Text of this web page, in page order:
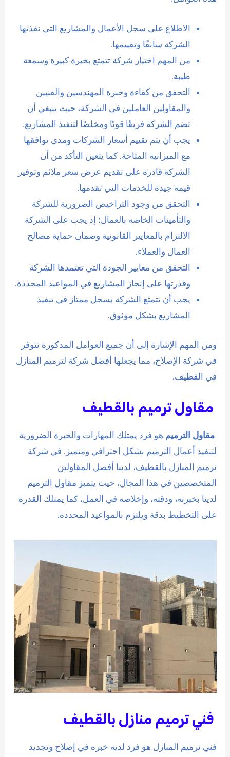
الاطلاع على سجل الأعمال والمشاريع التي نفذتها
الشركة سابقًا وتقييمها.
من المهم اختيار شركة تتمتع بخبرة كبيرة وسمعة
طيبة.
التحقق من كفاءة وخبرة المهندسين والفنيين
والمقاولين العاملين في الشركة، حيث ينبغي أن
تضم الشركة فريقًا قويًا ومخلصًا لتنفيذ المشاريع.
يجب أن يتم تقييم أسعار الشركات ومدى توافقها
مع الميزانية المتاحة. كما يتعين التأكد من أن
الشركة قادرة على تقديم عرض سعر ملائم وتوفير
قيمة جيدة للخدمات التي تقدمها.
التحقق من وجود التراخيص الضرورية للشركة
والتأمينات الخاصة بالعمال؛ إذ يجب على الشركة
الالتزام بالمعايير القانونية وضمان حماية مصالح
العمال والعملاء.
التحقق من معايير الجودة التي تعتمدها الشركة
وقدرتها على إنجاز المشاريع في المواعيد المحددة.
يجب أن تتمتع الشركة بسجل ممتاز في تنفيذ
المشاريع بشكل موثوق.
ومن المهم الإشارة إلى أن جميع العوامل المذكورة تتوفر
في شركة الإصلاح، مما يجعلها أفضل شركة لترميم المنازل
في القطيف.
مقاول ترميم بالقطيف
مقاول الترميم هو فرد يمتلك المهارات والخبرة الضرورية
لتنفيذ أعمال الترميم بشكل احترافي ومتميز. في شركة
ترميم المنازل بالقطيف، لدينا أفضل المقاولين
المتخصصين في هذا المجال، حيث يتميز مقاول الترميم
لدينا بخبرته، ودقته، وإخلاصه في العمل، كما يمتلك القدرة
على التخطيط بدقة ويلتزم بالمواعيد المحددة.
فني ترميم منازل بالقطيف
فني ترميم المنازل هو فرد لديه خبرة في إصلاح وتجديد